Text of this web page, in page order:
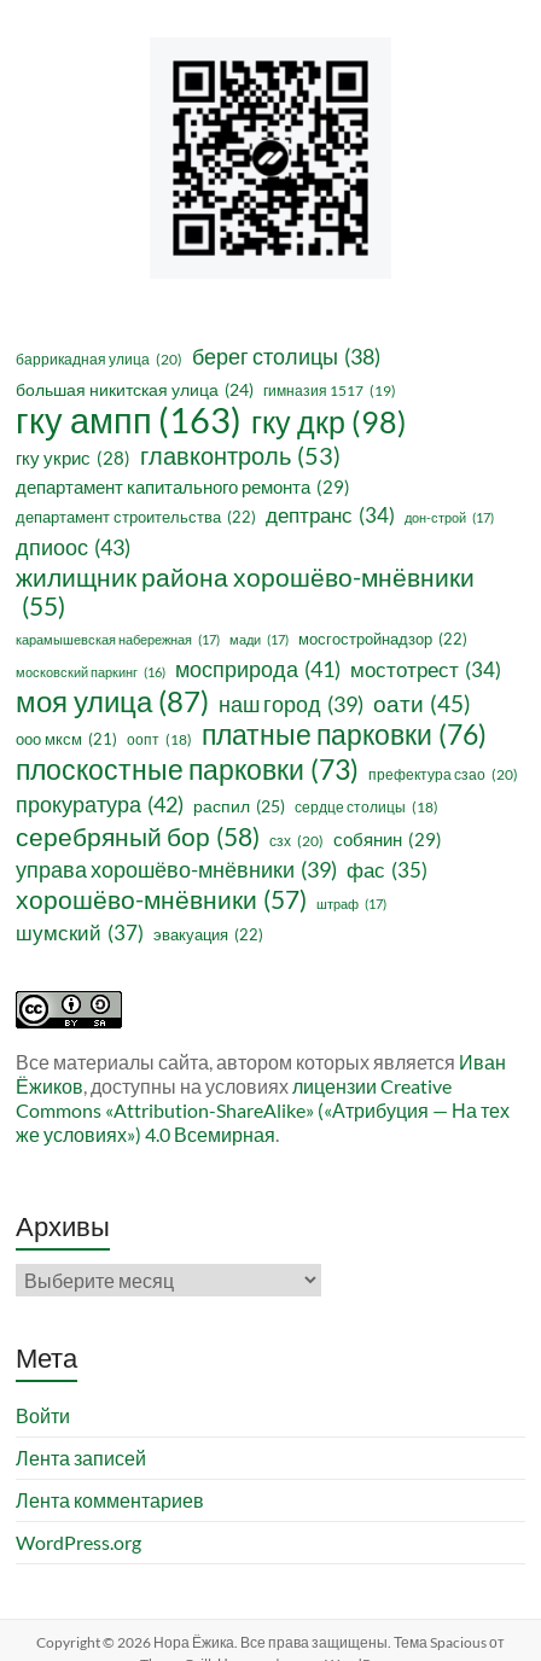
баррикадная улица (20) берег столицы (38)
большая никитская улица (24) гимназия 1517 (19)
гку ампп (163) гку дкр (98)
гку укрис (28) главконтроль (53)
департамент капитального ремонта (29)
департамент строительства (22) дептранс (34) дон-строй (17)
дпиоос (43)
жилищник района хорошёво-мнёвники
(55)
карамышевская набережная (17) мади (17) мосгостройнадзор (22)
московский паркинг (16) мосприрода (41) мостотрест (34)
моя улица(87) наш город (39) оати (45)
ооо мксм (21) оопт (18) платные парковки (76)
плоскостные парковки (73) префектура сзао (20)
прокуратура (42) распил (25) сердце столицы (18)
серебряный бор (58) сзх (20) собянин (29)
управа хорошёво-мнёвники (39) фас (35)
хорошёво-мнёвники (57) штраф (17)
шумский (37) эвакуация (22)
Все материалы сайта, автором которых является Иван
Ёжиков, доступны на условиях лицензии Creative
Commons «Attribution-ShareAlike» («Атрибуция — На тех
же условиях») 4.0 Всемирная.
Архивы
Архивы
Мета
Войти
Лента записей
Лента комментариев
WordPress.org
Copyright © 2026 Нора Ёжика. Все права защищены. ТемаSpaciousот